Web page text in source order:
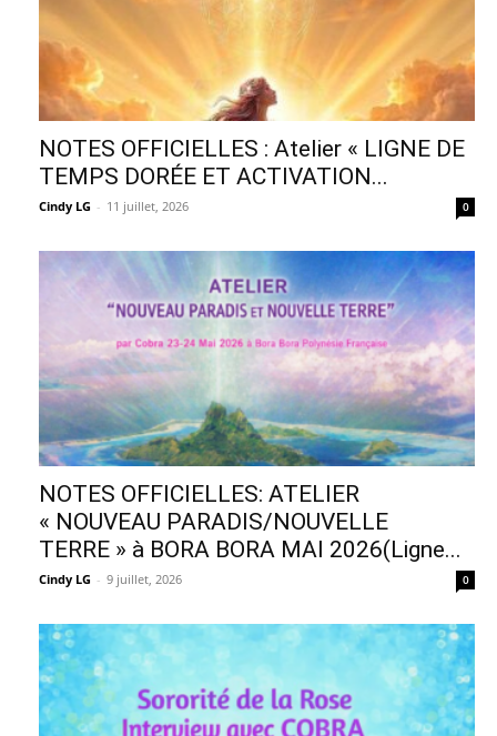
NOTES OFFICIELLES : Atelier « LIGNE DE
TEMPS DORÉE ET ACTIVATION...
Cindy LG - 11 juillet, 2026 0
NOTES OFFICIELLES: ATELIER
« NOUVEAU PARADIS/NOUVELLE
TERRE » à BORA BORA MAI 2026(Ligne...
Cindy LG - 9 juillet, 2026 0